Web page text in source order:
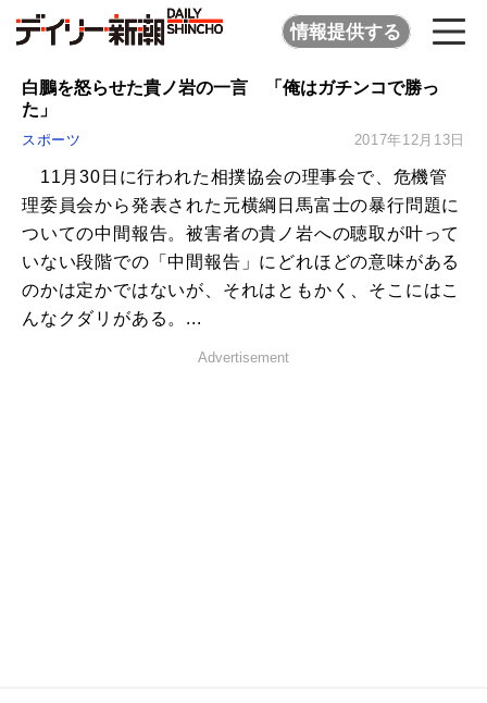
情報提供する
白鵬を怒らせた貴ノ岩の一言 「俺はガチンコで勝っ
た」
スポーツ 2017年12月13日
11月30日に行われた相撲協会の理事会で、危機管
理委員会から発表された元横綱日馬富士の暴行問題に
ついての中間報告。被害者の貴ノ岩への聴取が叶って
いない段階での「中間報告」にどれほどの意味がある
のかは定かではないが、それはともかく、そこにはこ
んなクダリがある。...
Advertisement